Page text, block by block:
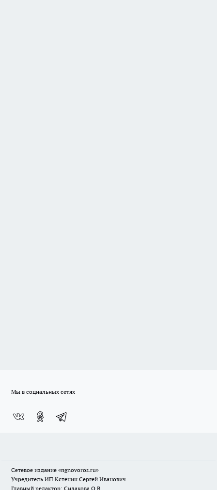
Мы в социальных сетях
Сетевое издание «ngnovoros.ru»
Учредитель ИП Кстенин Сергей Иванович
Главный редактор: Силакова О.В.